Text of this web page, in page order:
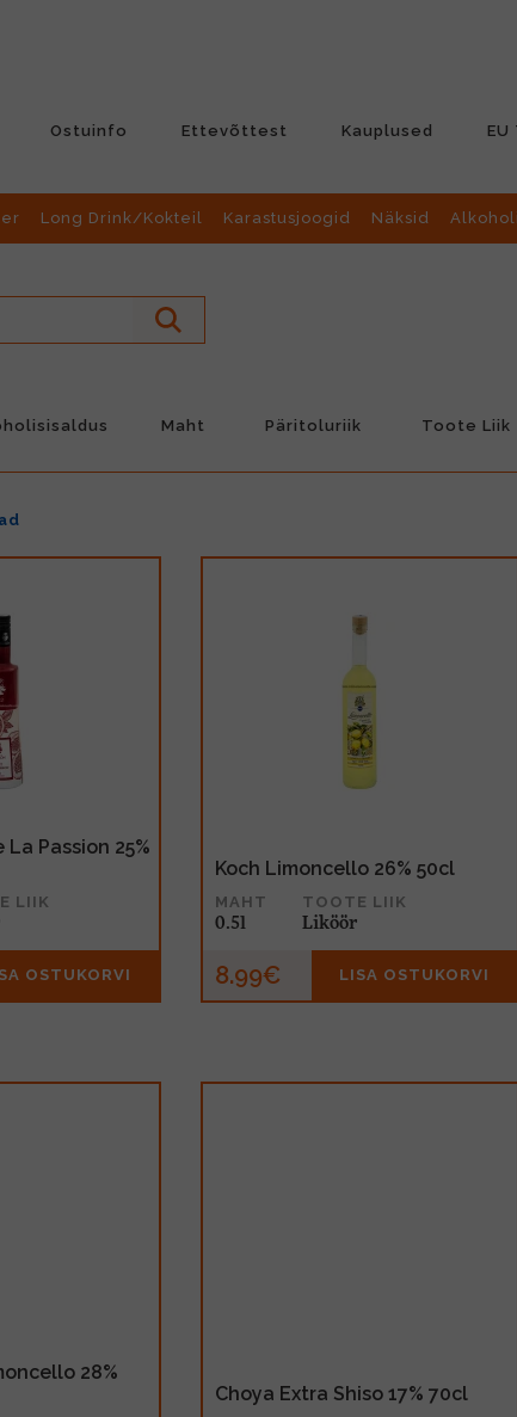
Ostuinfo Ettevõttest Kauplused
Long Drink/Kokteil Karastusjoogid Näksid
Maht Päritoluriik Toote Liik
Passion 25%
LIIK
OSTUKORVI
Koch Limoncello 26% 50cl
MAHT
0.5l
TOOTE LIIK
Liköör
8.99€ LISA OSTUKORVI
28%
Choya Extra Shiso 17% 70cl